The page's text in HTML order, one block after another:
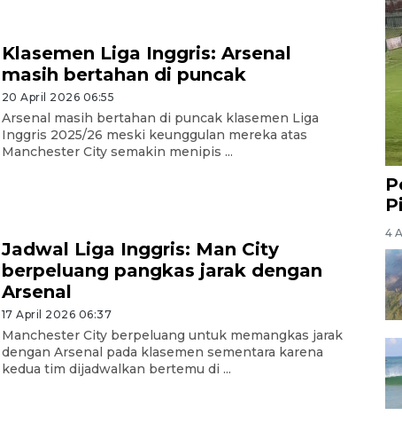
Klasemen Liga Inggris: Arsenal
masih bertahan di puncak
20 April 2026 06:55
Arsenal masih bertahan di puncak klasemen Liga
Inggris 2025/26 meski keunggulan mereka atas
Manchester City semakin menipis ...
Jadwal Liga Inggris: Man City
berpeluang pangkas jarak dengan
Arsenal
17 April 2026 06:37
Manchester City berpeluang untuk memangkas jarak
dengan Arsenal pada klasemen sementara karena
kedua tim dijadwalkan bertemu di ...
4